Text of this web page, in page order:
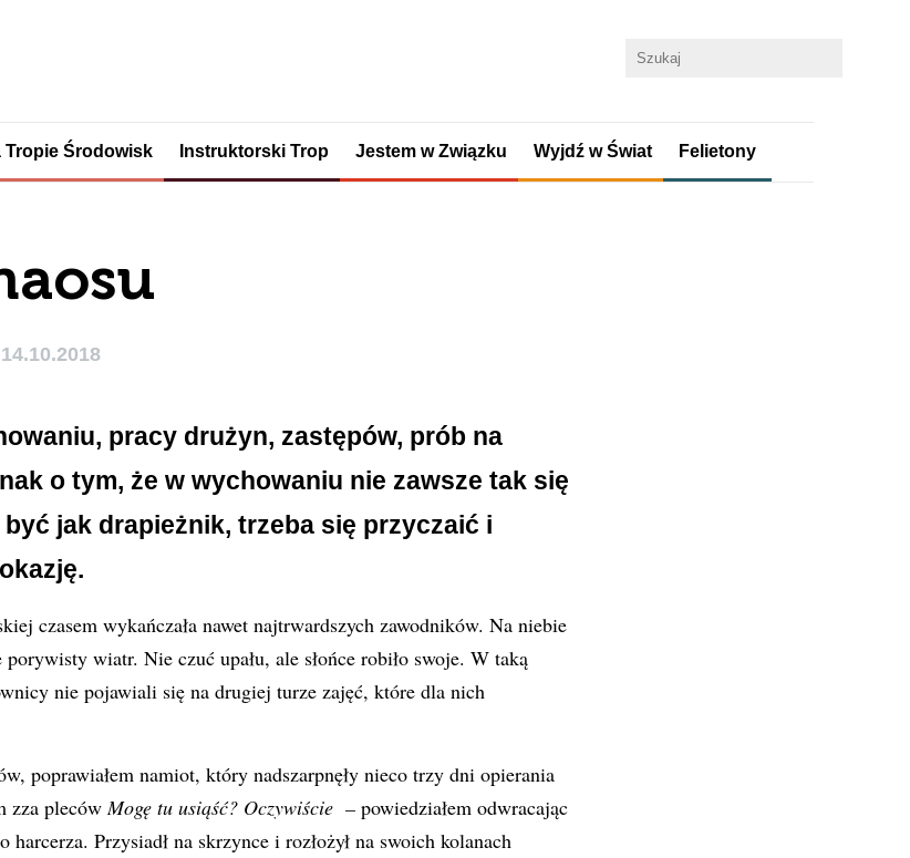
Tropie Środowisk Instruktorski Trop Jestem w Związku Wyjdź w Świat Felietony
14.10.2018
pracy drużyn, zastępów, prób na
o tym, że w wychowaniu nie zawsze tak się
jak drapieżnik, trzeba się przyczaić i
czasem wykańczała nawet najtrwardszych zawodników. Na niebie
wiatr. Nie czuć upału, ale słońce robiło swoje. W taką
nie pojawiali się na drugiej turze zajęć, które dla nich
poprawiałem namiot, który nadszarpnęły nieco trzy dni opierania
zza plecówMogę tu usiąść? Oczywiście – powiedziałem odwracając
harcerza. Przysiadł na skrzynce i rozłożył na swoich kolanach